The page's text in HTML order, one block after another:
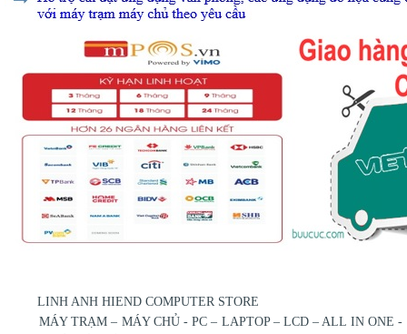
LINH ANH HIEND COMPUTER STORE
MÁY TRẠM – MÁY CHỦ - PC – LAPTOP – LCD – ALL IN ONE -